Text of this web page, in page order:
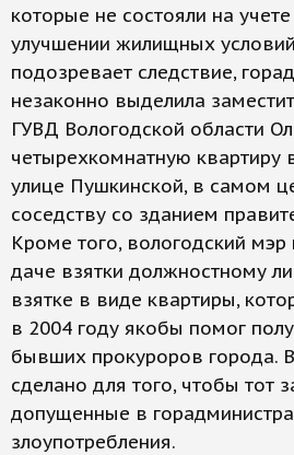
которые не состояли на
улучшении жилищных
подозревает следствие,
незаконно выделила
ГУВД Вологодской области
четырехкомнатную квартиру
улице Пушкинской, в самом
соседству со зданием
Кроме того, вологодский
даче взятки должностному
взятке в виде квартиры,
в 2004 году якобы помог
бывших прокуроров города.
сделано для того, чтобы тот
допущенные в
злоупотребления.